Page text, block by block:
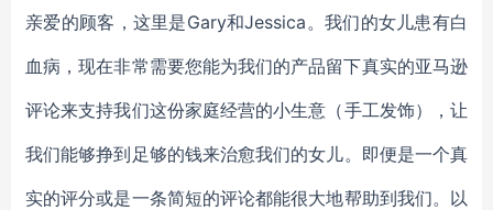
亲爱的顾客，这里是Gary和Jessica。 我们的女儿患有白
血病，现在非常需要您能为我们的产品留下真实的亚马逊
评论来支持我们这份家庭经营的小生意（手工发饰），让
我们能够挣到足够的钱来治愈我们的女儿。 即便是一个真
实的评分或是一条简短的评论都能很大地帮助到我们。以